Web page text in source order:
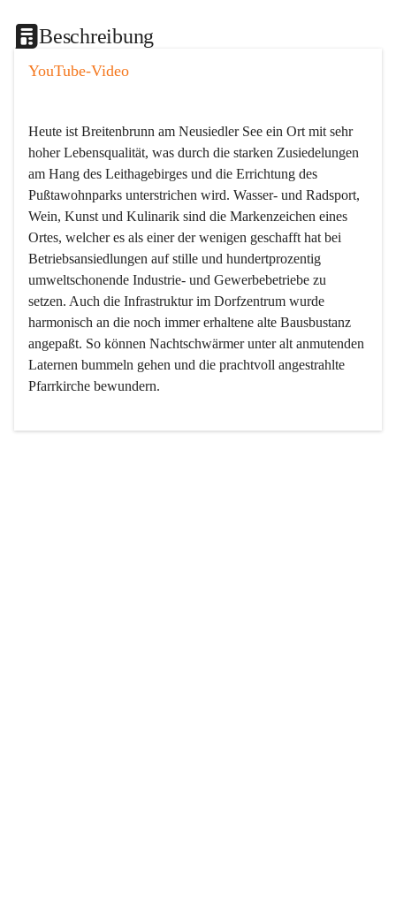
Beschreibung
YouTube-Video
Heute ist Breitenbrunn am Neusiedler See ein Ort mit sehr
hoher Lebensqualität, was durch die starken Zusiedelungen
am Hang des Leithagebirges und die Errichtung des
Pußtawohnparks unterstrichen wird. Wasser- und Radsport,
Wein, Kunst und Kulinarik sind die Markenzeichen eines
Ortes, welcher es als einer der wenigen geschafft hat bei
Betriebsansiedlungen auf stille und hundertprozentig
umweltschonende Industrie- und Gewerbebetriebe zu
setzen. Auch die Infrastruktur im Dorfzentrum wurde
harmonisch an die noch immer erhaltene alte Bausbustanz
angepaßt. So können Nachtschwärmer unter alt anmutenden
Laternen bummeln gehen und die prachtvoll angestrahlte
Pfarrkirche bewundern.
Der Weinbau dominert heute nicht mehr, ist aber integrativer